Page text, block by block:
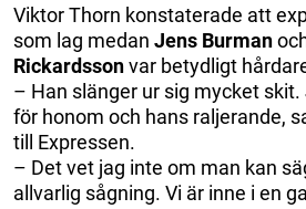
Viktor Thorn konstaterade att
som lag medan Jens Burman
Rickardssonvar betydligt
– Han slänger ur sig mycket
för honom och hans raljerande,
till Expressen.
– Det vet jag inte om man kan
allvarlig sågning. Vi är inne i en